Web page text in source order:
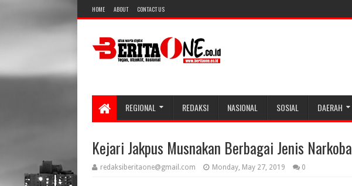
HOME ABOUT CONTACT US
REGIONAL REDAKSI NASIONAL SOSIAL DAERAH
Kejari Jakpus Musnakan Berbagai Jenis Narkoba
redaksiberitaone@gmail.com Monday, May 27, 2019 0